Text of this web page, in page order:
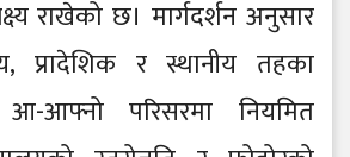
राखेको छ। मार्गदर्शन अनुसार
र स्थानीय तहका
आ-आफ्नो परिसरमा नियमित